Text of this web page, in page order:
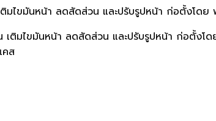
ติมไขมันหน้า ลดสัดส่วน และปรับรูปหน้า ก่อตั้งโ